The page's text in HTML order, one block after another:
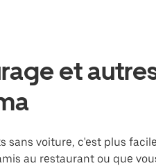
et
sans voiture, c'est plus
au restaurant ou que